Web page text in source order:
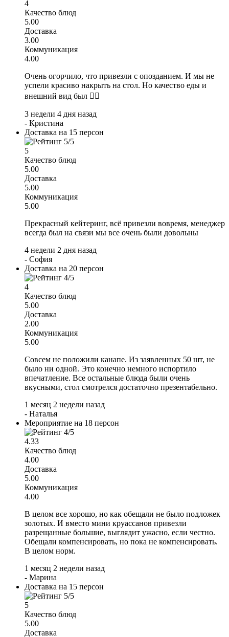
4
Качество блюд
5.00
Доставка
3.00
Коммуникация
4.00
Очень огорчило, что привезли с опозданием. И мы не
успели красиво накрыть на стол. Но качество еды и
внешний вид был 👍🏻
3 недели 4 дня назад
- Кристина
Доставка на 15 персон
5
Качество блюд
5.00
Доставка
5.00
Коммуникация
5.00
Прекрасный кейтеринг, всё привезли вовремя, менеджер
всегда был на связи мы все очень были довольны
4 недели 2 дня назад
- София
Доставка на 20 персон
4
Качество блюд
5.00
Доставка
2.00
Коммуникация
5.00
Совсем не положили канапе. Из заявленных 50 шт, не
было ни одной. Это конечно немного испортило
впечатление. Все остальные блюда были очень
вкусными, стол смотрелся достаточно презентабельно.
1 месяц 2 недели назад
- Наталья
Мероприятие на 18 персон
4.33
Качество блюд
4.00
Доставка
5.00
Коммуникация
4.00
В целом все хорошо, но как обещали не было подложек
золотых. И вместо мини круассанов привезли
разрещанные большие, выглядит ужасно, если честно.
Обещали компенсировать, но пока не компенсировать.
В целом норм.
1 месяц 2 недели назад
- Марина
Доставка на 15 персон
5
Качество блюд
5.00
Доставка